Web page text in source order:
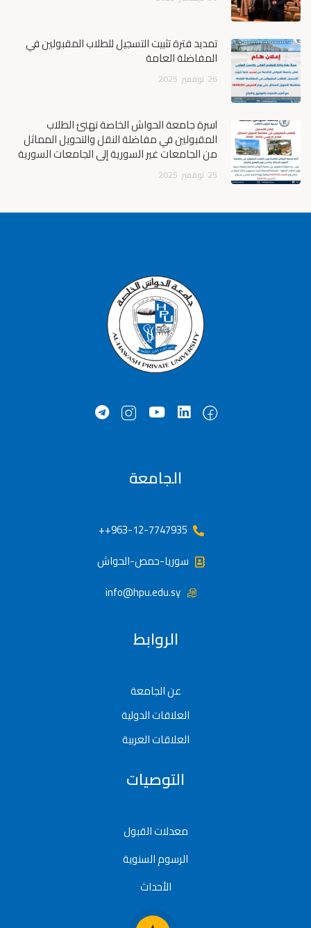
تمديد فترة تثبيت التسجيل للطلاب المقبولين في
المفاضلة العامة
26 نوفمبر 2025
أسرة جامعة الحواش الخاصة تهنئ الطلاب
المقبولين في مفاضلة النقل والتحويل المماثل
من الجامعات غير السورية إلى الجامعات السورية
25 نوفمبر 2025
الجامعة
963-12-7747935++
سوريا-حمص-الحواش
info@hpu.edu.sy
الروابط
عن الجامعة
العلاقات الدولية
العلاقات العربية
التوصيات
معدلات القبول
الرسوم السنوية
الأحداث